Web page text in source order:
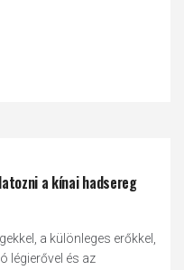
a kínai hadsereg
a különleges erőkkel,
légierővel és az